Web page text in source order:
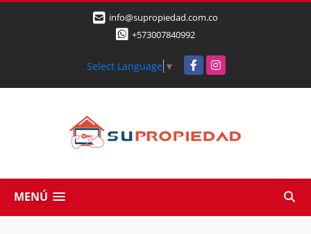
info@supropiedad.com.co
+573007840992
Select Language ▼ FacebookInstagram
MENÚ